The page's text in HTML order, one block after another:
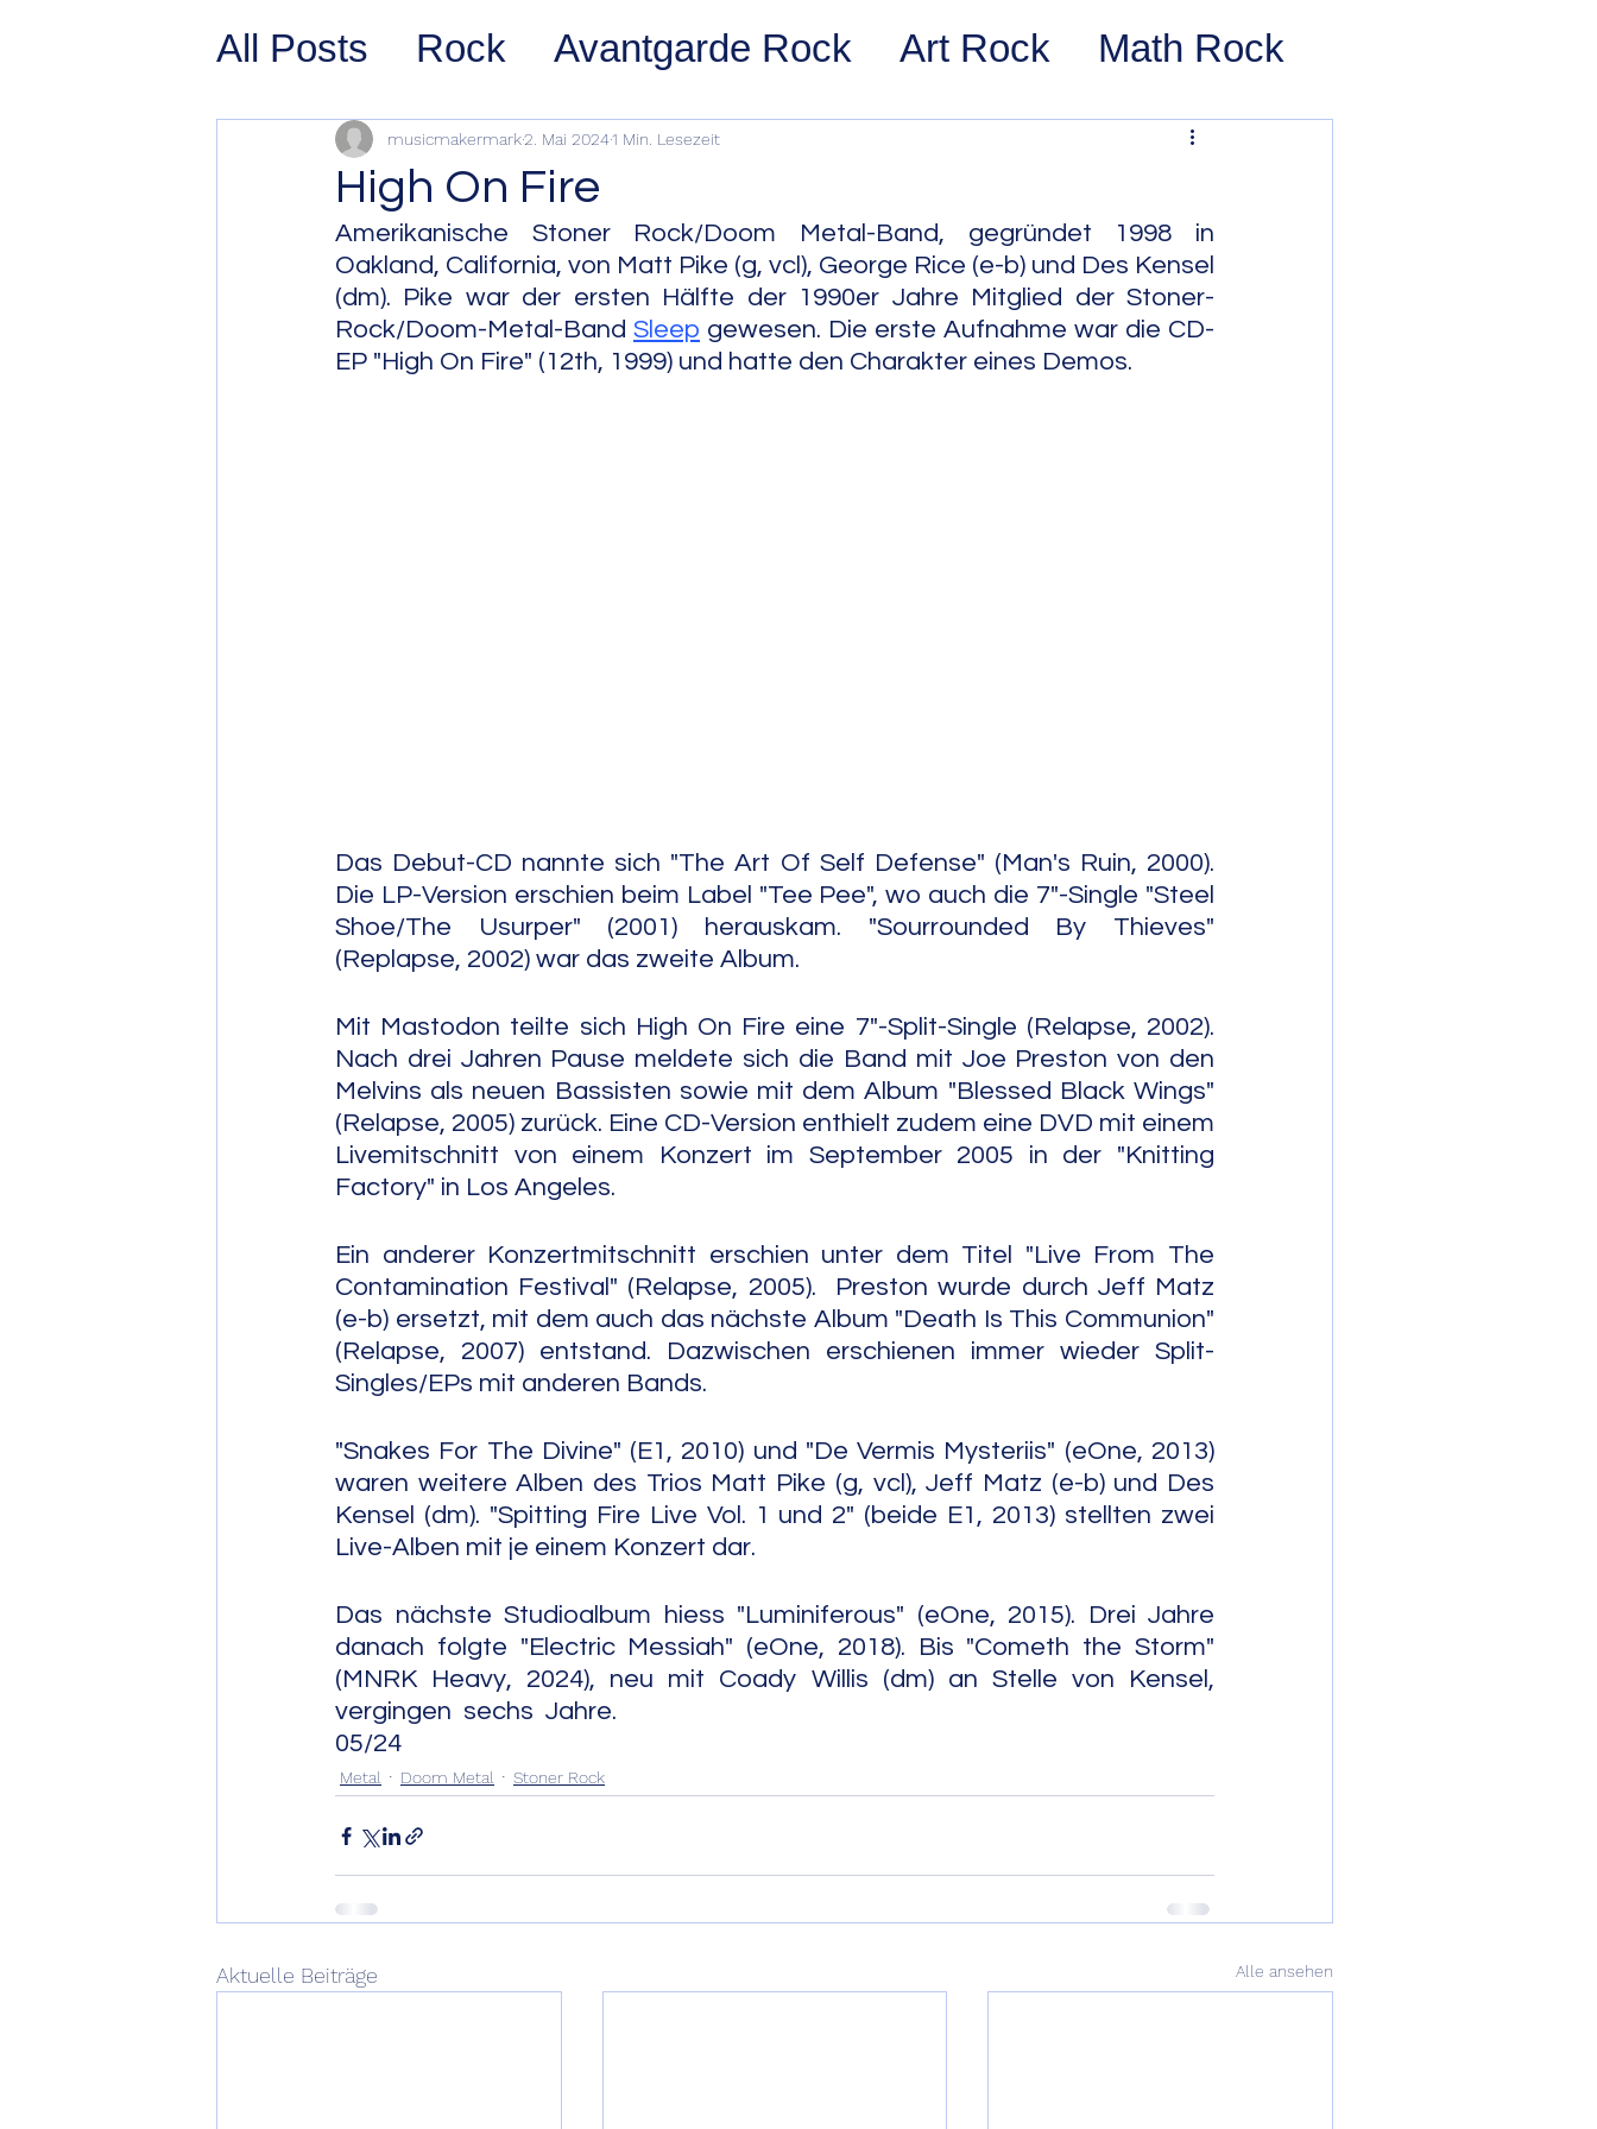
All Posts Rock Avantgarde Rock Art Rock Math Rock
Prog Rock Post Rock
Psychedelic/Space Rock Stoner Rock Alternative Rock
Hard Rock Garage Rock Indie Rock/Indie Pop Pop
High On Fire
musicmakermark2. Mai 20241 Min. Lesezeit
Amerikanische Stoner Rock/Doom Metal-Band, gegründet 1998 in
Oakland, California, von Matt Pike (g, vcl), George Rice (e-b) und Des Kensel
(dm). Pike war der ersten Hälfte der 1990er Jahre Mitglied der Stoner-
Rock/Doom-Metal-Band Sleep gewesen. Die erste Aufnahme war die CD-
EP "High On Fire" (12th, 1999) und hatte den Charakter eines Demos.
Das Debut-CD nannte sich "The Art Of Self Defense" (Man's Ruin, 2000).
Die LP-Version erschien beim Label "Tee Pee", wo auch die 7"-Single "Steel
Shoe/The Usurper" (2001) herauskam. "Sourrounded By Thieves"
(Replapse, 2002) war das zweite Album.
Mit Mastodon teilte sich High On Fire eine 7"-Split-Single (Relapse, 2002).
Nach drei Jahren Pause meldete sich die Band mit Joe Preston von den
Melvins als neuen Bassisten sowie mit dem Album "Blessed Black Wings"
(Relapse, 2005) zurück. Eine CD-Version enthielt zudem eine DVD mit einem
Livemitschnitt von einem Konzert im September 2005 in der "Knitting
Factory" in Los Angeles.
Ein anderer Konzertmitschnitt erschien unter dem Titel "Live From The
Contamination Festival" (Relapse, 2005).  Preston wurde durch Jeff Matz
(e-b) ersetzt, mit dem auch das nächste Album "Death Is This Communion"
(Relapse, 2007) entstand. Dazwischen erschienen immer wieder Split-
Singles/EPs mit anderen Bands.
"Snakes For The Divine" (E1, 2010) und "De Vermis Mysteriis" (eOne, 2013)
waren weitere Alben des Trios Matt Pike (g, vcl), Jeff Matz (e-b) und Des
Kensel (dm). "Spitting Fire Live Vol. 1 und 2" (beide E1, 2013) stellten zwei
Live-Alben mit je einem Konzert dar.
Das nächste Studioalbum hiess "Luminiferous" (eOne, 2015). Drei Jahre
danach folgte "Electric Messiah" (eOne, 2018). Bis "Cometh the Storm"
(MNRK Heavy, 2024), neu mit Coady Willis (dm) an Stelle von Kensel,
vergingen sechs Jahre.
05/24
Metal Doom Metal Stoner Rock
Aktuelle Beiträge Alle ansehen